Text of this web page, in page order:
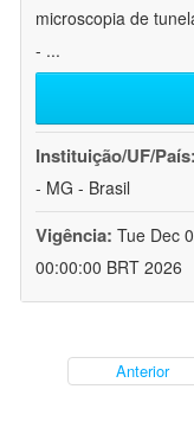
microscopia de
- ...
Instituição/UF/País:
- MG - Brasil
Vigência: Tue Dec
00:00:00 BRT 2026
Anterior